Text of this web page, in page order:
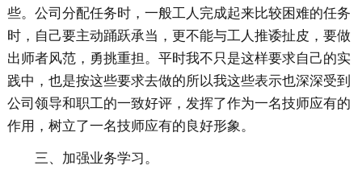
些。公司分配任务时，一般工人完成起来比较困难的任务
时，自己要主动踊跃承当，更不能与工人推诿扯皮，要做
出师者风范，勇挑重担。平时我不只是这样要求自己的实
践中，也是按这些要求去做的所以我这些表示也深深受到
公司领导和职工的一致好评，发挥了作为一名技师应有的
作用，树立了一名技师应有的良好形象。
三、加强业务学习。